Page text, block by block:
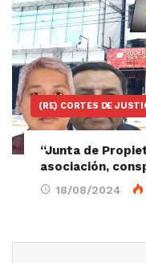
(RE) CORTES DE
“Junta de
asociación,
18/08/2024